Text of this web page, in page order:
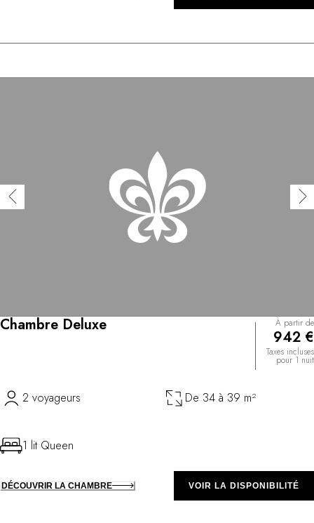
Chambre Deluxe À partir de
942 €
Taxes incluses
pour 1 nuit
2 voyageurs De 34 à 39 m²
1 lit Queen
DÉCOUVRIR LA CHAMBRE VOIR LA DISPONIBILITÉ